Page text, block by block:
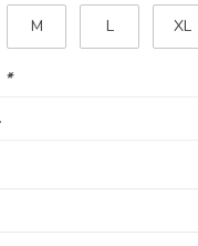
M L XL
*